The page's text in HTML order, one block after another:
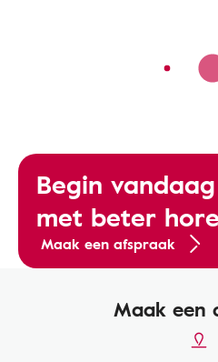
Begin
met beter
Maak een afspraak
Maak een